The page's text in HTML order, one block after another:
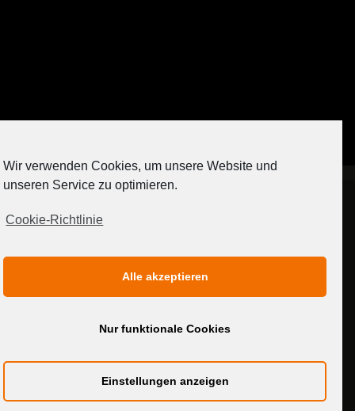
[contact-form-7 404 "Nicht gefunden"]
MEDIADATEN
Wir verwenden Cookies, um unsere Website und
unseren Service zu optimieren.
Cookie-Richtlinie
Alle akzeptieren
Nur funktionale Cookies
Einstellungen anzeigen